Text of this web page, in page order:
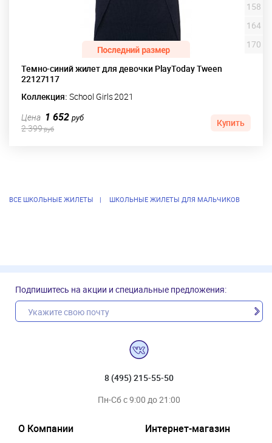
Темно-синий жилет для девочки PlayToday Tween
22127117
Коллекция: School Girls 2021
158
164
170
Цена 1 652 руб
2 399руб
Купить
ВСЕ ШКОЛЬНЫЕ ЖИЛЕТЫ ШКОЛЬНЫЕ ЖИЛЕТЫ ДЛЯ МАЛЬЧИКОВ
Подпишитесь на акции и специальные предложения:
8 (495) 215-55-50
Пн-Сб с 9:00 до 21:00
О Компании Интернет-магазин